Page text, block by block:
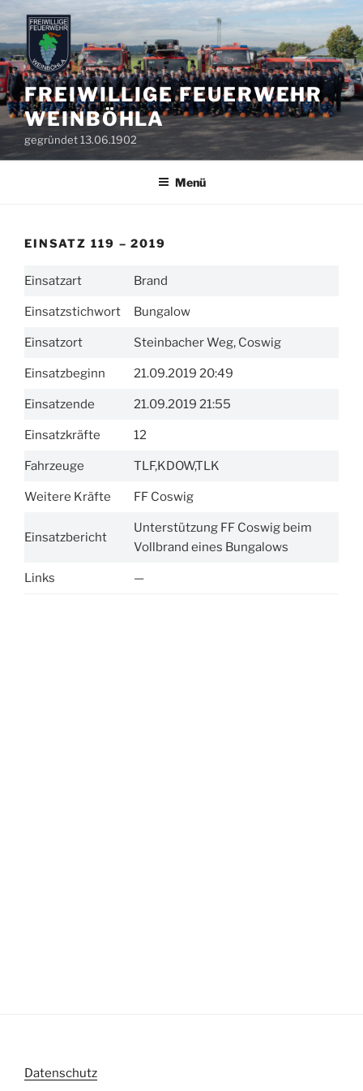
Inhalt
springen
FREIWILLIGE FEUERWEHR
WEINBÖHLA
gegründet 13.06.1902
Menü
EINSATZ 119 – 2019
Einsatzart Brand
Einsatzstichwort Bungalow
Einsatzort Steinbacher Weg, Coswig
Einsatzbeginn 21.09.2019 20:49
Einsatzende 21.09.2019 21:55
Einsatzkräfte 12
Fahrzeuge TLF,KDOW,TLK
Weitere Kräfte FF Coswig
Einsatzbericht
Unterstützung FF Coswig beim
Vollbrand eines Bungalows
Links —
Datenschutz